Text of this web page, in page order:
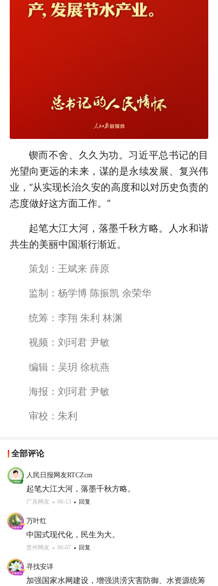
锲而不舍、久久为功。习近平总书记的目
光望向更远的未来，谋的是永续发展、复兴伟
业，“从实现长治久安的高度和以对历史负责的
态度做好这方面工作。”
起笔大江大河，落墨千秋方略。人水和谐
共生的美丽中国渐行渐近。
策划：王斌来 薛原
监制：杨学博 陈振凯 余荣华
统筹：李翔 朱利 林渊
视频：刘珂君 尹敏
编辑：吴玥 徐杭燕
海报：刘珂君 尹敏
审校：朱利
全部评论
人民日报网友RTCZcm
起笔大江大河，落墨千秋方略。
广东网友 06-13 回复
万叶红
中国式现代化，民生为大。
贵州网友 06-07 回复
寻找安详
加强国家水网建设，增强洪涝灾害防御、水资源统筹